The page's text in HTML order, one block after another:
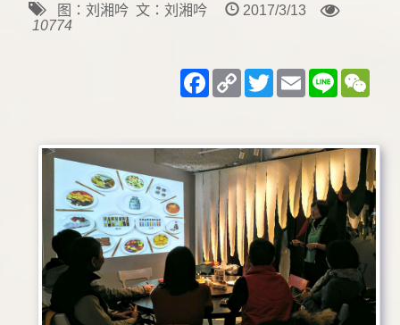
图：刘湘吟 文：刘湘吟
2017/3/13
10774
Facebook
Copy
Link
TwitterEmailLine